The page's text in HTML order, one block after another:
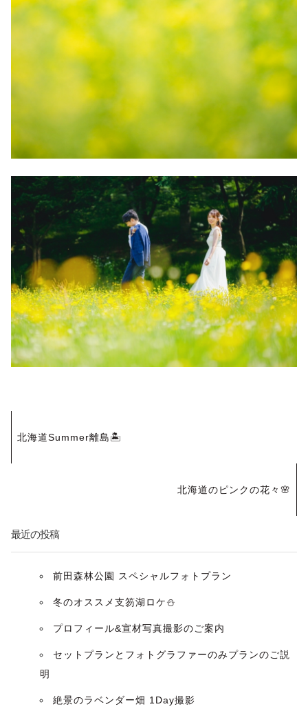
投
稿
ゲ
北海道Summer離島🏝️
北海道のピンクの花々🌸
最近の投稿
前田森林公園 スペシャルフォトプラン
冬のオススメ支笏湖ロケ⛄️
プロフィール&宣材写真撮影のご案内
セットプランとフォトグラファーのみプランのご説
明
絶景のラベンダー畑 1Day撮影